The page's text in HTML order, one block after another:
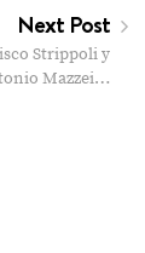
Next Post
Strippoli y
Mazzei…